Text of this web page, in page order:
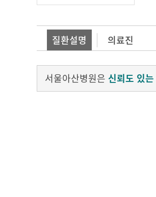
질환설명 의료진
서울아산병원은 신뢰도 있